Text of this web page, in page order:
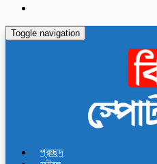
Toggle navigation
প্রচ্ছদ